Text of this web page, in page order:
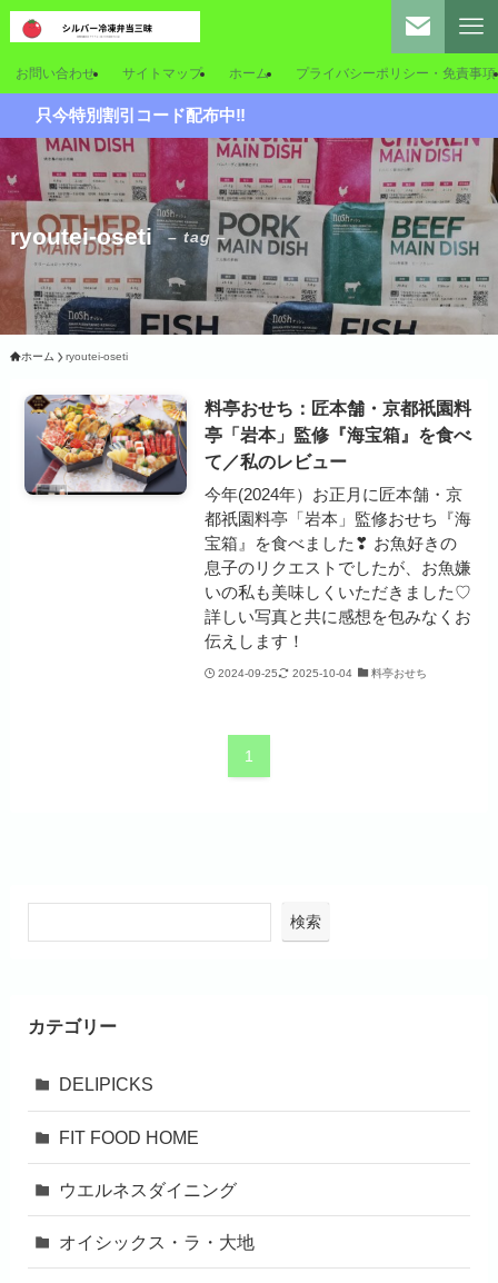
お問い合わせ サイトマップ ホーム プライバシーポリシー・免責事項
只今特別割引コード配布中‼
ryoutei-oseti – tag –
ホーム ryoutei-oseti
料亭おせち：匠本舗・京都祇園料
亭「岩本」監修『海宝箱』を食べ
て／私のレビュー
今年(2024年）お正月に匠本舗・京
都祇園料亭「岩本」監修おせち『海
宝箱』を食べました❣ お魚好きの
息子のリクエストでしたが、お魚嫌
いの私も美味しくいただきました♡
詳しい写真と共に感想を包みなくお
伝えします！
2024-09-25 2025-10-04 料亭おせち
1
検索
カテゴリー
DELIPICKS
FIT FOOD HOME
ウエルネスダイニング
オイシックス・ラ・大地